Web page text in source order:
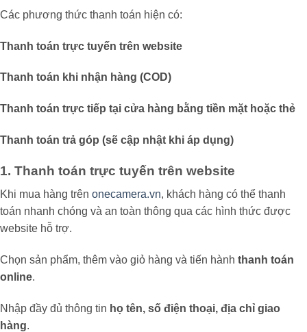
Các phương thức thanh toán hiện có:
Thanh toán trực tuyến trên website
Thanh toán khi nhận hàng (COD)
Thanh toán trực tiếp tại cửa hàng bằng tiền mặt hoặc thẻ
Thanh toán trả góp (sẽ cập nhật khi áp dụng)
1. Thanh toán trực tuyến trên website
Khi mua hàng trên onecamera.vn, khách hàng có thể thanh
toán nhanh chóng và an toàn thông qua các hình thức được
website hỗ trợ.
Chọn sản phẩm, thêm vào giỏ hàng và tiến hành thanh toán
online.
Nhập đầy đủ thông tin họ tên, số điện thoại, địa chỉ giao
hàng.